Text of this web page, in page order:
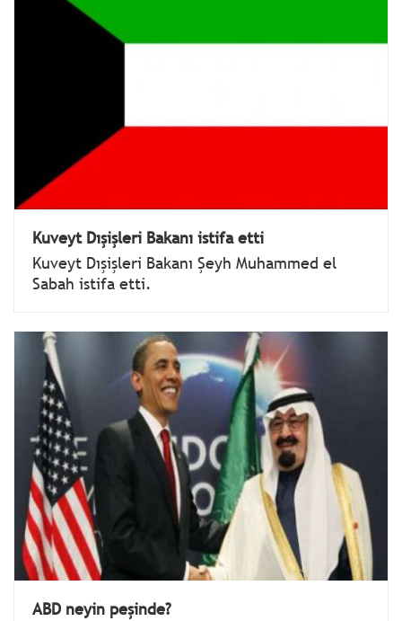
Kuveyt Dışişleri Bakanı istifa etti
Kuveyt Dışişleri Bakanı Şeyh Muhammed el
Sabah istifa etti.
ABD neyin peşinde?